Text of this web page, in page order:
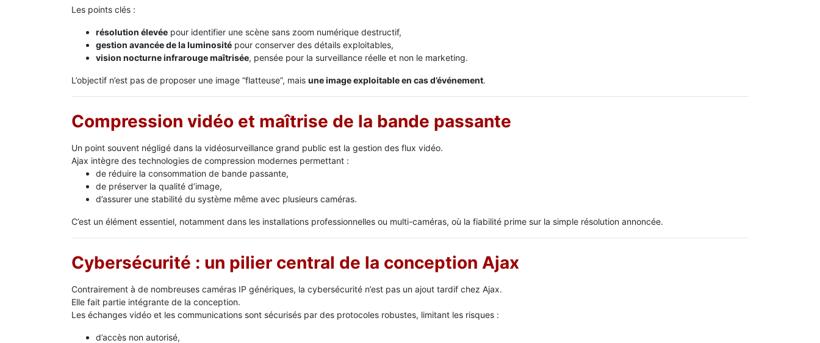
Les points clés :
résolution élevée pour identifier une scène sans zoom numérique destructif,
gestion avancée de la luminosité pour conserver des détails exploitables,
vision nocturne infrarouge maîtrisée, pensée pour la surveillance réelle et non le marketing.
L’objectif n’est pas de proposer une image “flat­teuse”, mais une image exploitable en cas d’événement.
Compression vidéo et maîtrise de la bande passante
Un point souvent négligé dans la vidéosurveillance grand public est la gestion des flux vidéo.
Ajax intègre des technologies de compression modernes permettant :
de réduire la consommation de bande passante,
de préserver la qualité d’image,
d’assurer une stabilité du système même avec plusieurs caméras.
C’est un élément essentiel, notamment dans les installations professionnelles ou multi-caméras, où la fiabilité prime sur la simple résolution annoncée.
Cybersécurité : un pilier central de la conception Ajax
Contrairement à de nombreuses caméras IP génériques, la cybersécurité n’est pas un ajout tardif chez Ajax.
Elle fait partie intégrante de la conception.
Les échanges vidéo et les communications sont sécurisés par des protocoles robustes, limitant les risques :
d’accès non autorisé,